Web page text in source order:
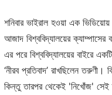
শনিবার ভাইরাল হওয়া এক ভিডিয়োয়
আজাদ বিশ্ববিদ্যালয়ের
এর পরে বিশ্ববিদ্যালয়ের বাইরে
‘নীরব প্রতিবাদ’ রাখছিলেন
কিন্তু তারপর থেকেই 'নিখোঁজ' সেই